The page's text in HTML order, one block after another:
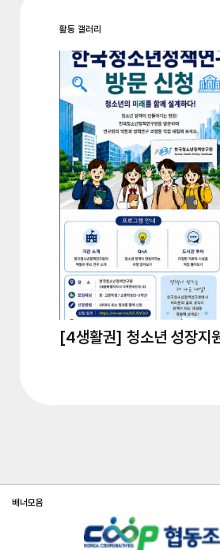
활동 갤러리
[4생활권] 청소년 성장지
배너모음